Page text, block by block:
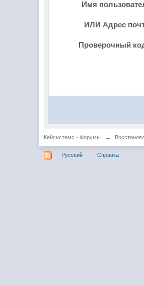
Имя
ИЛИ Адрес
Проверочный
Кейсистемс - Форумы →
Русский Справка